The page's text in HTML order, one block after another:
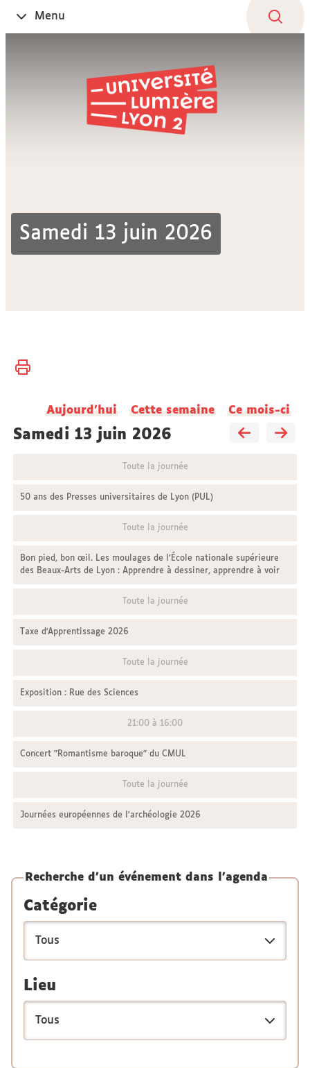
Ouvrir
le
Menu
Samedi 13 juin 2026
Vous
Accueil
Actualités
Aujourd'hui Cette semaine Ce mois-ci
samedi 13 juin 2026
Toute la journée
50 ans des Presses universitaires de Lyon (PUL)
Toute la journée
Bon pied, bon œil. Les moulages de l’École nationale supérieure
des Beaux-Arts de Lyon : Apprendre à dessiner, apprendre à voir
Toute la journée
Taxe d'Apprentissage 2026
Toute la journée
Exposition : Rue des Sciences
21:00 à 16:00
Concert "Romantisme baroque" du CMUL
Toute la journée
Journées européennes de l'archéologie 2026
Recherche d'un événement dans l'agenda
Catégorie
Lieu